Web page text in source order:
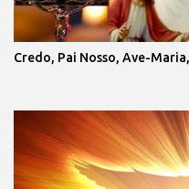
Credo, Pai Nosso, Ave-